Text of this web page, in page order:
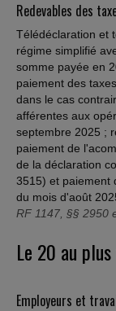
Redevables des
Télédéclaration et
régime simplifié
somme payée en
paiement des
dans le cas
afférentes aux
septembre 2025 ;
paiement de
de la déclaration
3515) et paiement
du mois d'août
RF 1147, §§ 2950
Le 20 au
Employeurs et